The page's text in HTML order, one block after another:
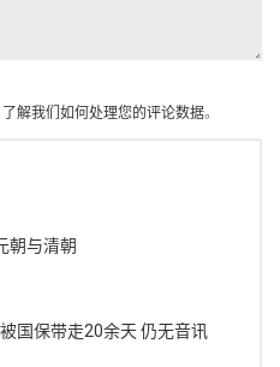
了解我们如何处理您的评论数据。
朝与清朝
国保带走20余天 仍无音讯